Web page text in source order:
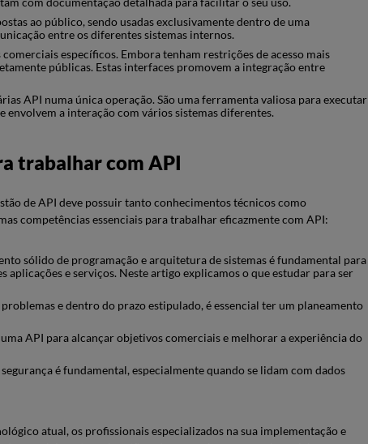
ao público, sendo usadas exclusivamente dentro de uma
entre os diferentes sistemas internos.
específicos. Embora tenham restrições de acesso mais
públicas. Estas interfaces promovem a integração entre
API numa única operação. São uma ferramenta valiosa para executar
envolvem a interação com vários sistemas diferentes.
trabalhar com API
de API deve possuir tanto conhecimentos técnicos como
competências essenciais para trabalhar eficazmente com API:
sólido de programação e arquitetura de sistemas é fundamental para
e serviços. Neste artigo explicamos o que estudar para ser
e dentro do prazo estipulado, é essencial ter um planeamento
API para alcançar objetivos comerciais e melhorar a experiência do
é fundamental, especialmente quando se lidam com dados
atual, os profissionais especializados na sua implementação e